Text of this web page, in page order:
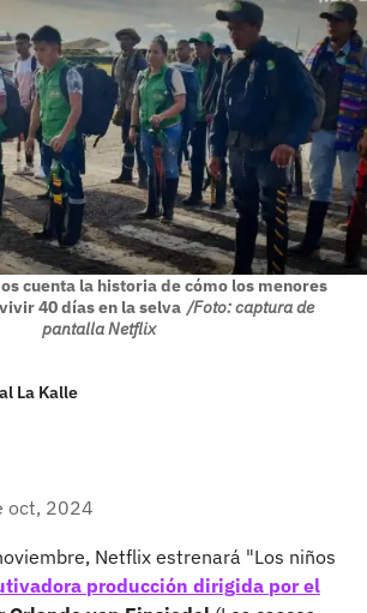
cuenta la historia de cómo los menores
40 días en la selva /Foto: captura de
pantalla Netflix
La Kalle
oct, 2024
Netflix estrenará "Los niños
producción dirigida por el